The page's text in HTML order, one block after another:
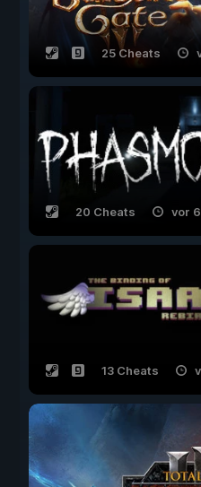
25 Cheats
20 Cheats vor
13 Cheats